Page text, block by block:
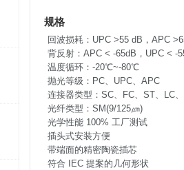
规格
回波损耗：UPC >55 dB，APC
背反射：APC < -65dB，UPC < -
温度循环：-20℃~-80℃
抛光等级：PC、UPC、APC
连接器类型：SC、FC、ST、LC
光纤类型：SM(9/125㎛)
光学性能 100% 工厂测试
插头式安装方便
带端面的精密陶瓷插芯
符合 IEC 提案的几何形状